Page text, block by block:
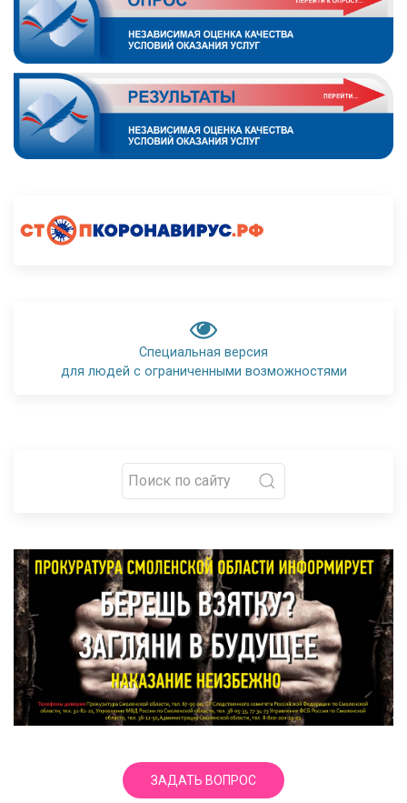
Специальная версия
для людей с ограниченными возможностями
ЗАДАТЬ ВОПРОС